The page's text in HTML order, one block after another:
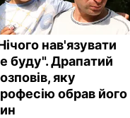
нав'язувати
буду". Драпатий
яку
обрав його